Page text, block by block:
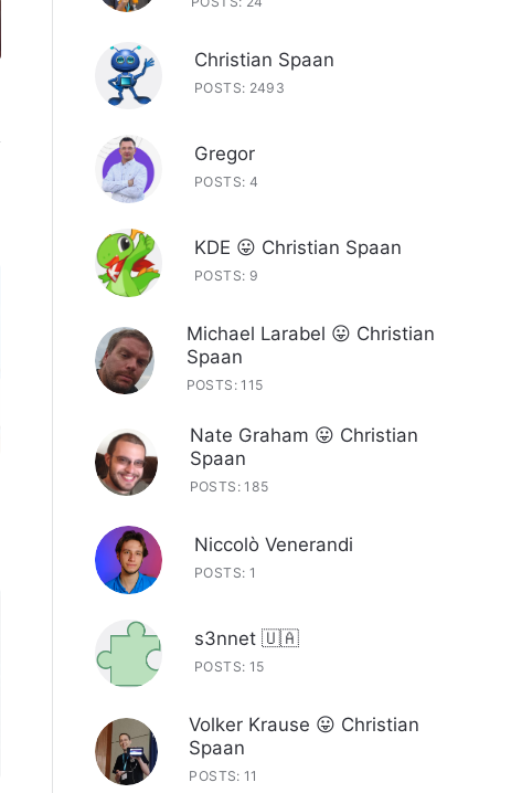
Christian Spaan
POSTS: 2493
Gregor
POSTS: 4
KDE 😛 Christian Spaan
POSTS: 9
Michael Larabel 😛 Christian
Spaan
POSTS: 115
Nate Graham 😛 Christian
Spaan
POSTS: 185
Niccolò Venerandi
POSTS: 1
s3nnet 🇺🇦
POSTS: 15
Volker Krause 😛 Christian
Spaan
POSTS: 11